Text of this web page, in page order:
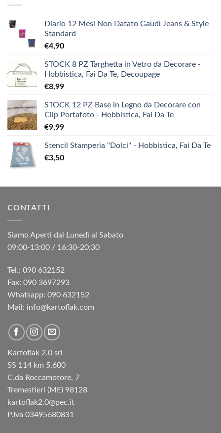
Diario 12 Mesi Non Datato Gaudì Jeans & Style
Standard
€4,90
STOCK 8 PZ Targhetta in Vetro da Decorare -
Hobbistica, Fai Da Te, Decoupage
€8,99
STOCK 12 PZ Base in Legno da Decorare con
Clip Portafoto - Hobbistica, Fai Da Te
€9,99
Stencil Stamperia "Dolci" - Hobbistica, Fai Da Te
€3,50
CONTATTI
Siamo Aperti dal Lunedì al Sabato
09:00-13:00 / 16:30-20:30
Tel.: 090 632152
Fax: 090 3697293‬
Whatsapp: 090 632152
Mail: info@kartoflak.com
Kartoflak 2.0 srl
SS 114 km 5,600
C.da Roccamotore, 7
Tremestieri (ME) 98128
kartoflak2.0@pec.it
P.Iva 03495680831